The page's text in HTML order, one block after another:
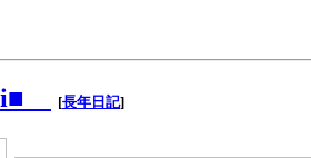
[長年日記]